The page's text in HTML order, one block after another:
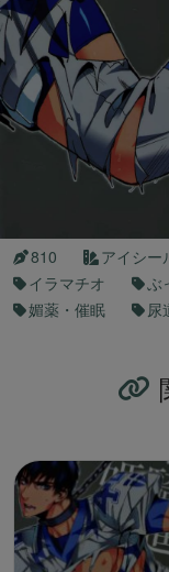
810 アイシー
イラマチオ
ぶ
媚薬・催眠
尿